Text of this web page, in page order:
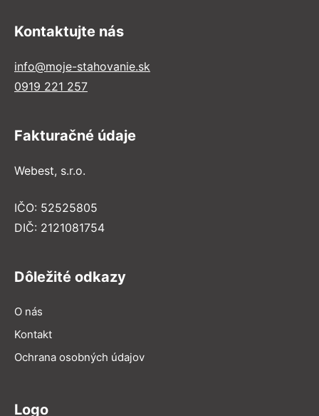
Kontaktujte nás
info@moje-stahovanie.sk
0919 221 257
Fakturačné údaje
Webest, s.r.o.
IČO: 52525805
DIČ: 2121081754
Dôležité odkazy
O nás
Kontakt
Ochrana osobných údajov
Logo